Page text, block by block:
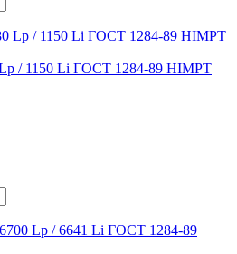
/ 1150 Li ГОСТ 1284-89 HIMPT